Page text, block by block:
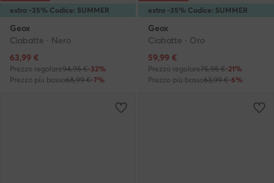
extra -35% Codice: SUMMER
Geox
Ciabatte · Nero
Prezzo attuale
63,99 €
Prezzo regolare94,95 €-32%
Prezzo più basso68,99 €-7%
extra -35% Codice: SUMMER
Geox
Ciabatte · Oro
Prezzo attuale
59,99 €
Prezzo regolare75,95 €-21%
Prezzo più basso63,99 €-6%